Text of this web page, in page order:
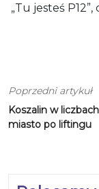
„Tu jesteś
Poprzedni artykuł
Koszalin w
miasto po liftingu